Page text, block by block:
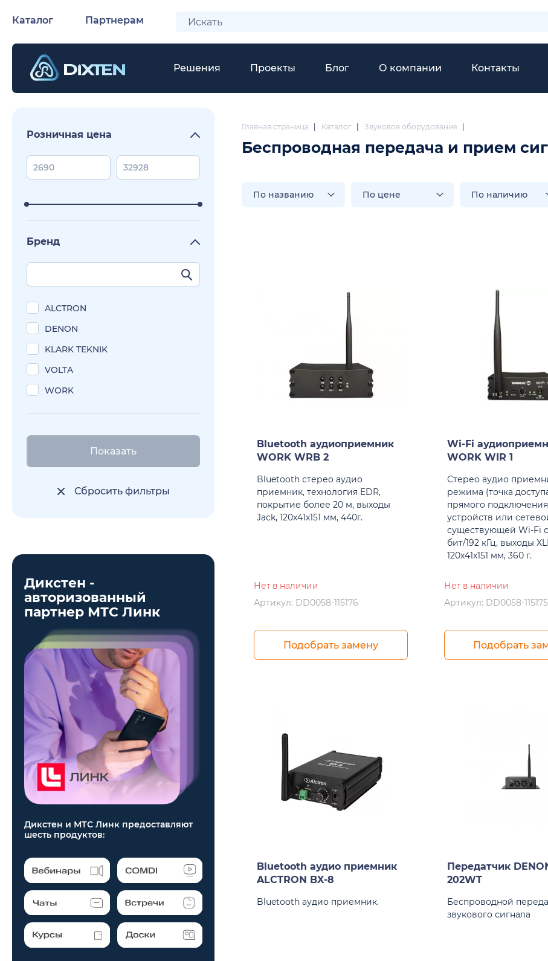
Каталог Партнерам
Решения Проекты Блог О компании Контакты
Розничная цена
Бренд
ALCTRON
DENON
KLARK TEKNIK
VOLTA
WORK
Показать
Сбросить фильтры
Дикстен и МТС Линк предоставляют
шесть продуктов:
Дикстен -
авторизованный
партнер МТС Линк
Главная страница Каталог Звуковое оборудование
Беспроводная передача и прием
По названию По цене По наличию
Bluetooth аудиоприемник
WORK WRB 2
Bluetooth стерео аудио
приемник, технология EDR,
покрытие более 20 м, выходы
Jack, 120х41х151 мм, 440г.
Нет в наличии
Артикул: DD0058-115176
Подобрать замену
Wi-Fi
WORK WIR 1
Стерео аудио
режима (точка
прямого подключения
устройств или
существующей Wi-Fi
бит/192 кГц, выходы
120х41х151 мм, 360 г.
Нет в наличии
Артикул: DD0058-115175
Подобрать
Bluetooth аудио приемник
ALCTRON BX-8
Bluetooth аудио приемник.
Передатчик
202WT
Беспроводной
звукового сигнала